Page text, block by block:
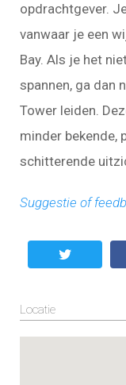
opdrachtgever.
vanwaar je een
Bay. Als je het
spannen, ga dan
Tower leiden.
minder bekende,
schitterende
Suggestie of
Locatie